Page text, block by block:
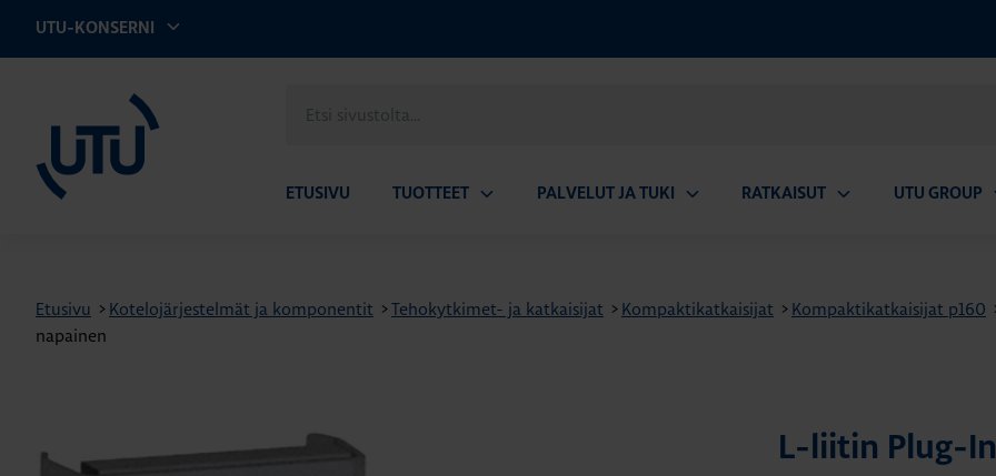
UTU-KONSERNI
sivustolta
ETUSIVU TUOTTEET PALVELUT JA TUKI RATKAISUT UTU GROUP
Etusivu > Kotelojärjestelmät ja komponentit >Tehokytkimet- ja katkaisijat > Kompaktikatkaisijat > Kompaktikatkaisijat p160
napainen
L-liitin Plug-